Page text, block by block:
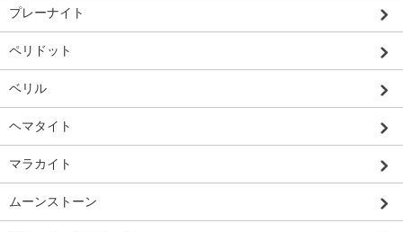
プレーナイト
ペリドット
ベリル
ヘマタイト
マラカイト
ムーンストーン